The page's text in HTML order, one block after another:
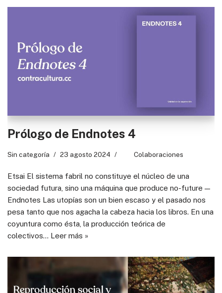
Prólogo de Endnotes 4
Sin categoría 23 agosto 2024 Colaboraciones
Etsai El sistema fabril no constituye el núcleo de una
sociedad futura, sino una máquina que produce no-future —
Endnotes Las utopías son un bien escaso y el pasado nos
pesa tanto que nos agacha la cabeza hacia los libros. En una
coyuntura como ésta, la producción teórica de
colectivos… Leer más »